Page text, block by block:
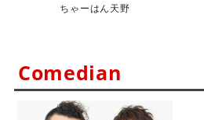
ちゃーはん天野
Comedian